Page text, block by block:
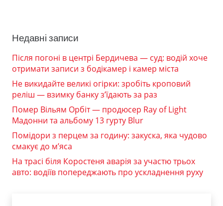
Недавні записи
Після погоні в центрі Бердичева — суд: водій хоче
отримати записи з бодікамер і камер міста
Не викидайте великі огірки: зробіть кроповий
реліш — взимку банку з’їдають за раз
Помер Вільям Орбіт — продюсер Ray of Light
Мадонни та альбому 13 гурту Blur
Помідори з перцем за годину: закуска, яка чудово
смакує до м’яса
На трасі біля Коростеня аварія за участю трьох
авто: водіїв попереджають про ускладнення руху